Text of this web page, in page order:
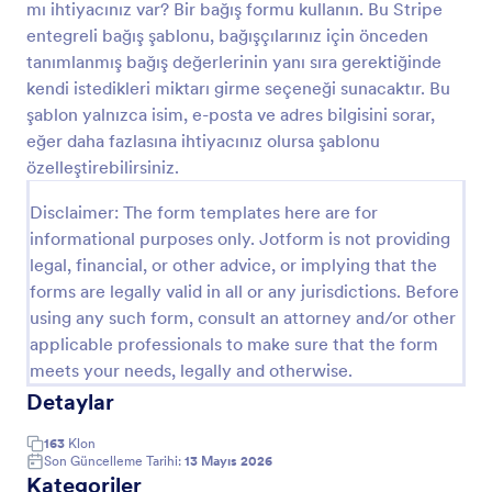
mı ihtiyacınız var? Bir bağış formu kullanın. Bu Stripe
entegreli bağış şablonu, bağışçılarınız için önceden
tanımlanmış bağış değerlerinin yanı sıra gerektiğinde
kendi istedikleri miktarı girme seçeneği sunacaktır. Bu
şablon yalnızca isim, e-posta ve adres bilgisini sorar,
eğer daha fazlasına ihtiyacınız olursa şablonu
özelleştirebilirsiniz.
Disclaimer: The form templates here are for
informational purposes only. Jotform is not providing
legal, financial, or other advice, or implying that the
forms are legally valid in all or any jurisdictions. Before
using any such form, consult an attorney and/or other
applicable professionals to make sure that the form
meets your needs, legally and otherwise.
Detaylar
163 Klon
Son Güncelleme Tarihi: 13 Mayıs 2026
Kategoriler
Önizleme